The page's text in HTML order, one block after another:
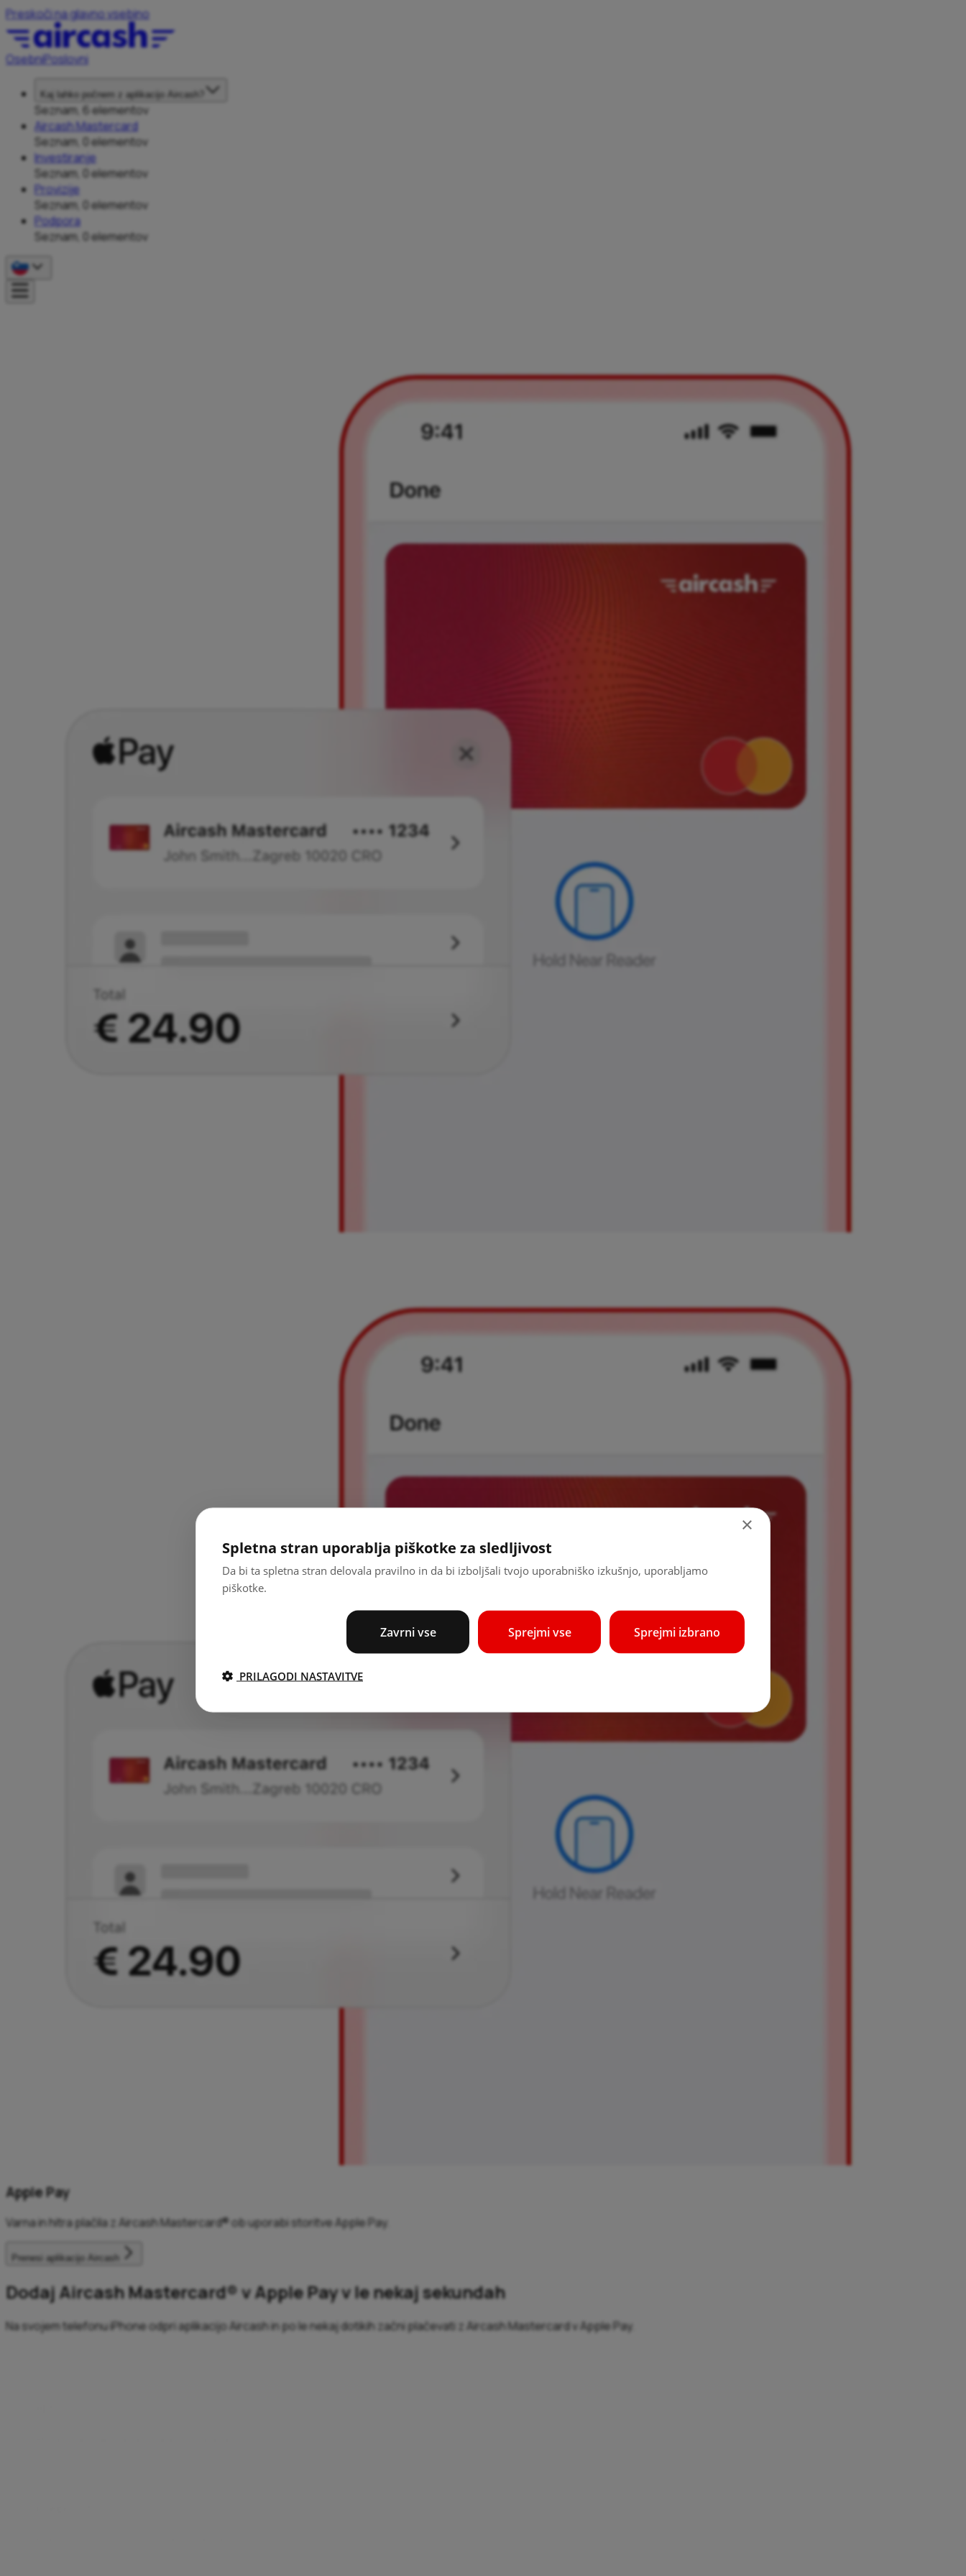
Preskoči na glavno vsebino
OsebniPoslovni
Kaj lahko počnem z aplikacijo Aircash?
Seznam, 6 elementov
Aircash Mastercard
Seznam, 0 elementov
Investiranje
Seznam, 0 elementov
Provizije
Seznam, 0 elementov
Podpora
Seznam, 0 elementov
Apple Pay
Varna in hitra plačila z Aircash Mastercard® ob uporabi storitve Apple Pay.
Prenesi aplikacijo Aircash
Dodaj Aircash Mastercard® v Apple Pay v le nekaj sekundah
Na svojem telefonu iPhone odpri aplikacijo Aircash in po le nekaj dotikih začni plačevati z Aircash Mastercard v Apple Pay.
×
Spletna stran uporablja piškotke za sledljivost
Da bi ta spletna stran delovala pravilno in da bi izboljšali tvojo uporabniško izkušnjo, uporabljamo
piškotke.
Sprejmi izbrano
Sprejmi vse
Zavrni vse
PRILAGODI NASTAVITVE